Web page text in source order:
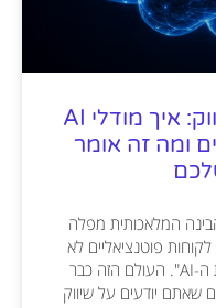
הזירה החדשה של השיווק: איך מודלי AI
ומה זה אומר
המלאכותית מפלה
פוטנציאליים לא
"מחפשים בגוגל", אלא "שואלים את ה-AI". העולם הזה כבר
יודעים על שיווק